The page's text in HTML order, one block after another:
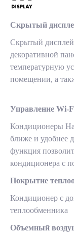
Скрытый
Скрытый дисплей
декоративной
температурную
помещении, а
Управление Wi-
Кондиционеры
ближе и удобнее
функция
кондиционера с
Покрытие
Кондиционер с
теплообменника
Объемный